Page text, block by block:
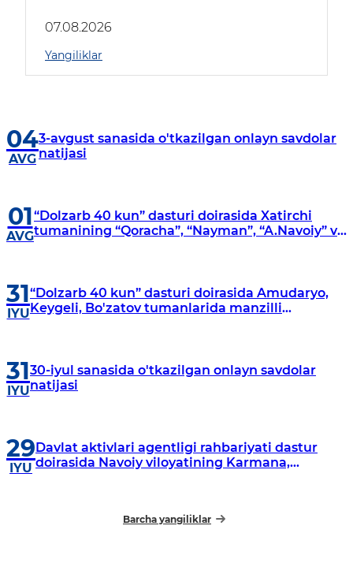
07.08.2026
Yangiliklar
04
AVG
3-avgust sanasida o'tkazilgan onlayn savdolar
natijasi
01
AVG
“Dolzarb 40 kun” dasturi doirasida Xatirchi
tumanining “Qoracha”, “Nayman”, “A.Navoiy” va
31
IYU
“Dolzarb 40 kun” dasturi doirasida Amudaryo,
Keygeli, Bo'zatov tumanlarida manzilli
31
IYU
30-iyul sanasida o'tkazilgan onlayn savdolar
natijasi
29
IYU
Davlat aktivlari agentligi rahbariyati dastur
doirasida Navoiy viloyatining Karmana,
Barcha yangiliklar